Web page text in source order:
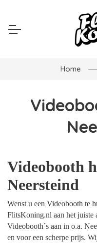
Home
Videobooth
Neersteind
Wenst u een Videobooth te
FlitsKoning.nl aan het juiste
Videobooth´s aan in o.a.
en voor een scherpe prijs.